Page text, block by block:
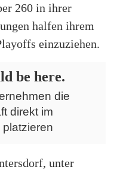
260 in ihrer
halfen ihrem
einzuziehen.
be here.
die
direkt im
unter